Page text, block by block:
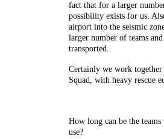
fact that for a larger
possibility exists for us.
airport into the seismic
larger number of teams
transported.
Certainly we work
Squad, with heavy rescue
How long can be the
use?